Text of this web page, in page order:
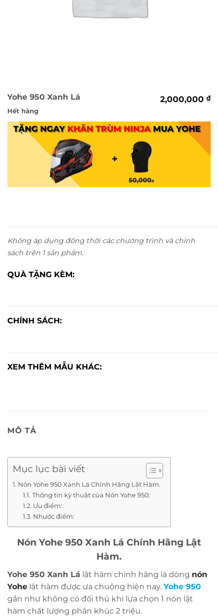
Yohe 950 Xanh Lá 2,000,000 ₫
Hết hàng
Không áp dụng đồng thời các chương trình và chính
sách trên 1 sản phẩm.
QUÀ TẶNG KÈM:
CHÍNH SÁCH:
XEM THÊM MẪU KHÁC:
MÔ TẢ
Mục lục bài viết
Nón Yohe 950 Xanh Lá Chính Hãng Lật Hàm.
Thông tin kỹ thuật của Nón Yohe 950:
Ưu điểm:
Nhược điểm:
Nón Yohe 950 Xanh Lá Chính Hãng Lật
Hàm.
Yohe 950 Xanh Lá lật hàm chính hãng là dòng nón
Yohe lật hàm được ưa chuộng hiện nay. Yohe 950
gần như không có đối thủ khi lựa chọn 1 nón lật
hàm chất lượng phân khúc 2 triệu.